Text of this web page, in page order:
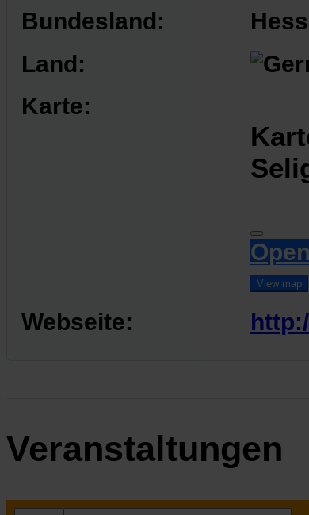
Bundesland:
Land:
Karte:
View map
Webseite:
Veranstaltungen